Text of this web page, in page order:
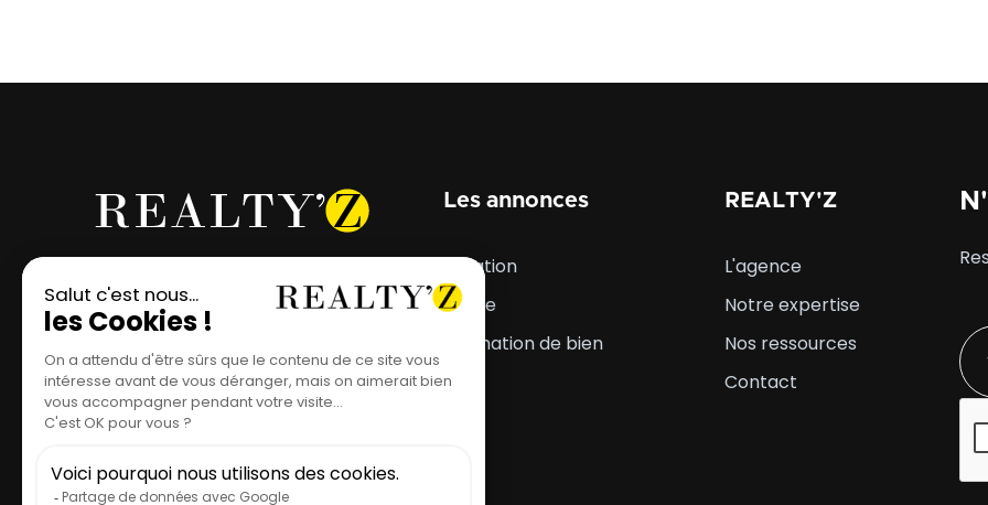
actif au standing confirmé, à saisir sans délai.
Votre projet mérite
l'emplacement parfait.
Les annonces
Location
Vente
Estimation de bien
REALTY'Z
L'agence
Notre expertise
Nos ressources
Contact